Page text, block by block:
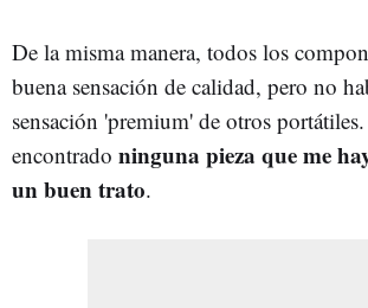
De la misma manera, todos los
buena sensación de calidad, pero no
sensación 'premium' de otros
encontrado ninguna pieza que me
un buen trato.